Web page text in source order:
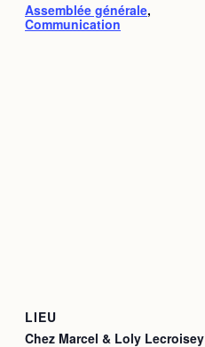
Assemblée générale,
Communication
LIEU
Chez Marcel & Loly Lecroisey